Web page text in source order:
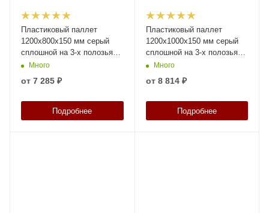
Пластиковый паллет
1200х800х150 мм серый
сплошной на 3-х полозьяx
без бортика с 2-мя трубами
Много
от 7 285 ₽
Подробнее
Пластиковый паллет
1200х1000х150 мм серый
сплошной на 3-х полозьяx
без бортика и 2-мя трубами
Много
от 8 814 ₽
Подробнее